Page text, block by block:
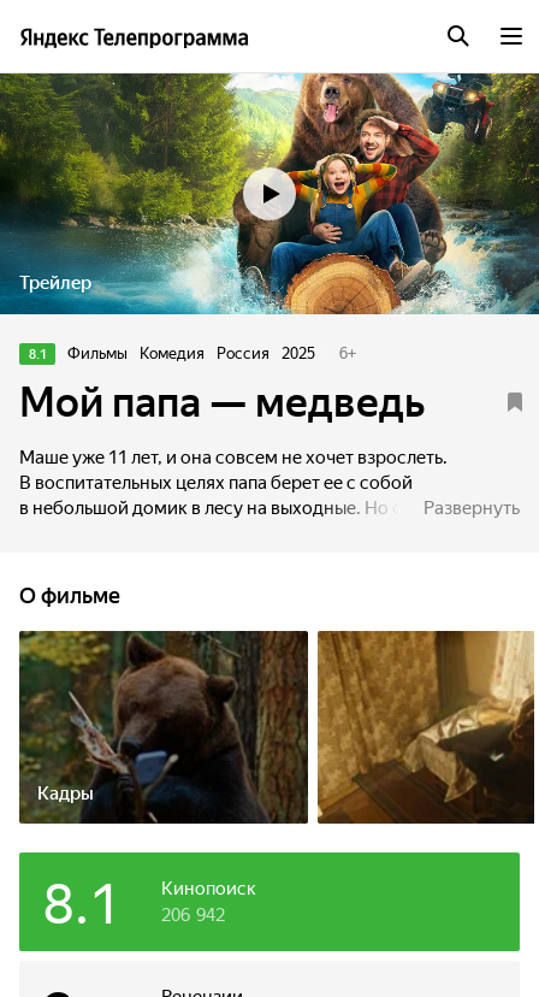
Трейлер
8.1 Фильмы Комедия Россия 2025 6+
Мой папа — медведь
Маше уже 11 лет, и она совсем не хочет взрослеть.
В воспитательных целях папа берет ее с собой
в небольшой домик в лесу на выходные. Но однажды
дикого зверя, но и вернуть папу домой.
Развернуть
О фильме
Кадры
Кинопоиск
8.1 206 942